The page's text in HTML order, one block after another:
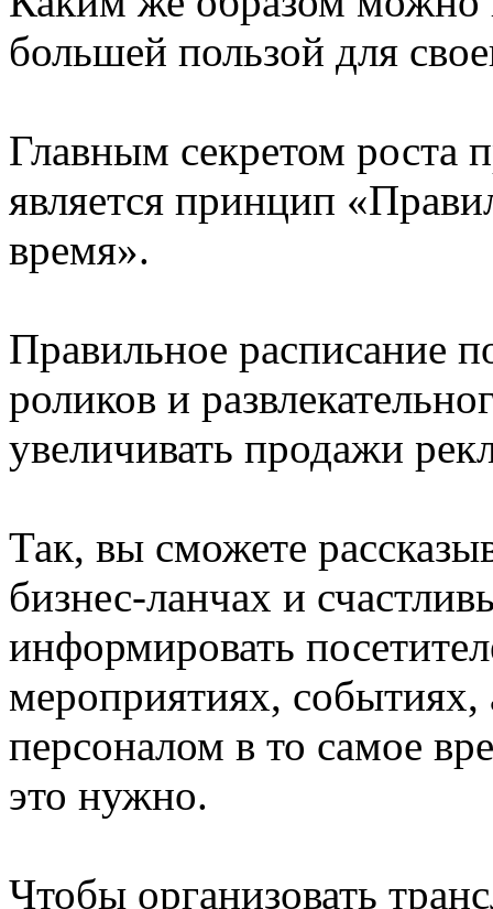
большей пользой для
Главным секретом роста
является принцип
время».
Правильное расписание
роликов и
увеличивать продажи
Так, вы сможете
бизнес-ланчах и
информировать
мероприятиях, событиях,
персоналом в то самое
это нужно.
Чтобы организовать